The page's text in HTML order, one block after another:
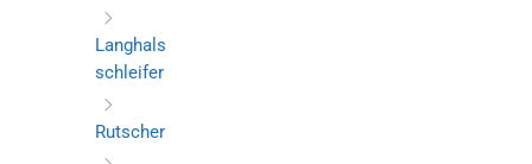
Langhals
schleifer
Rutscher